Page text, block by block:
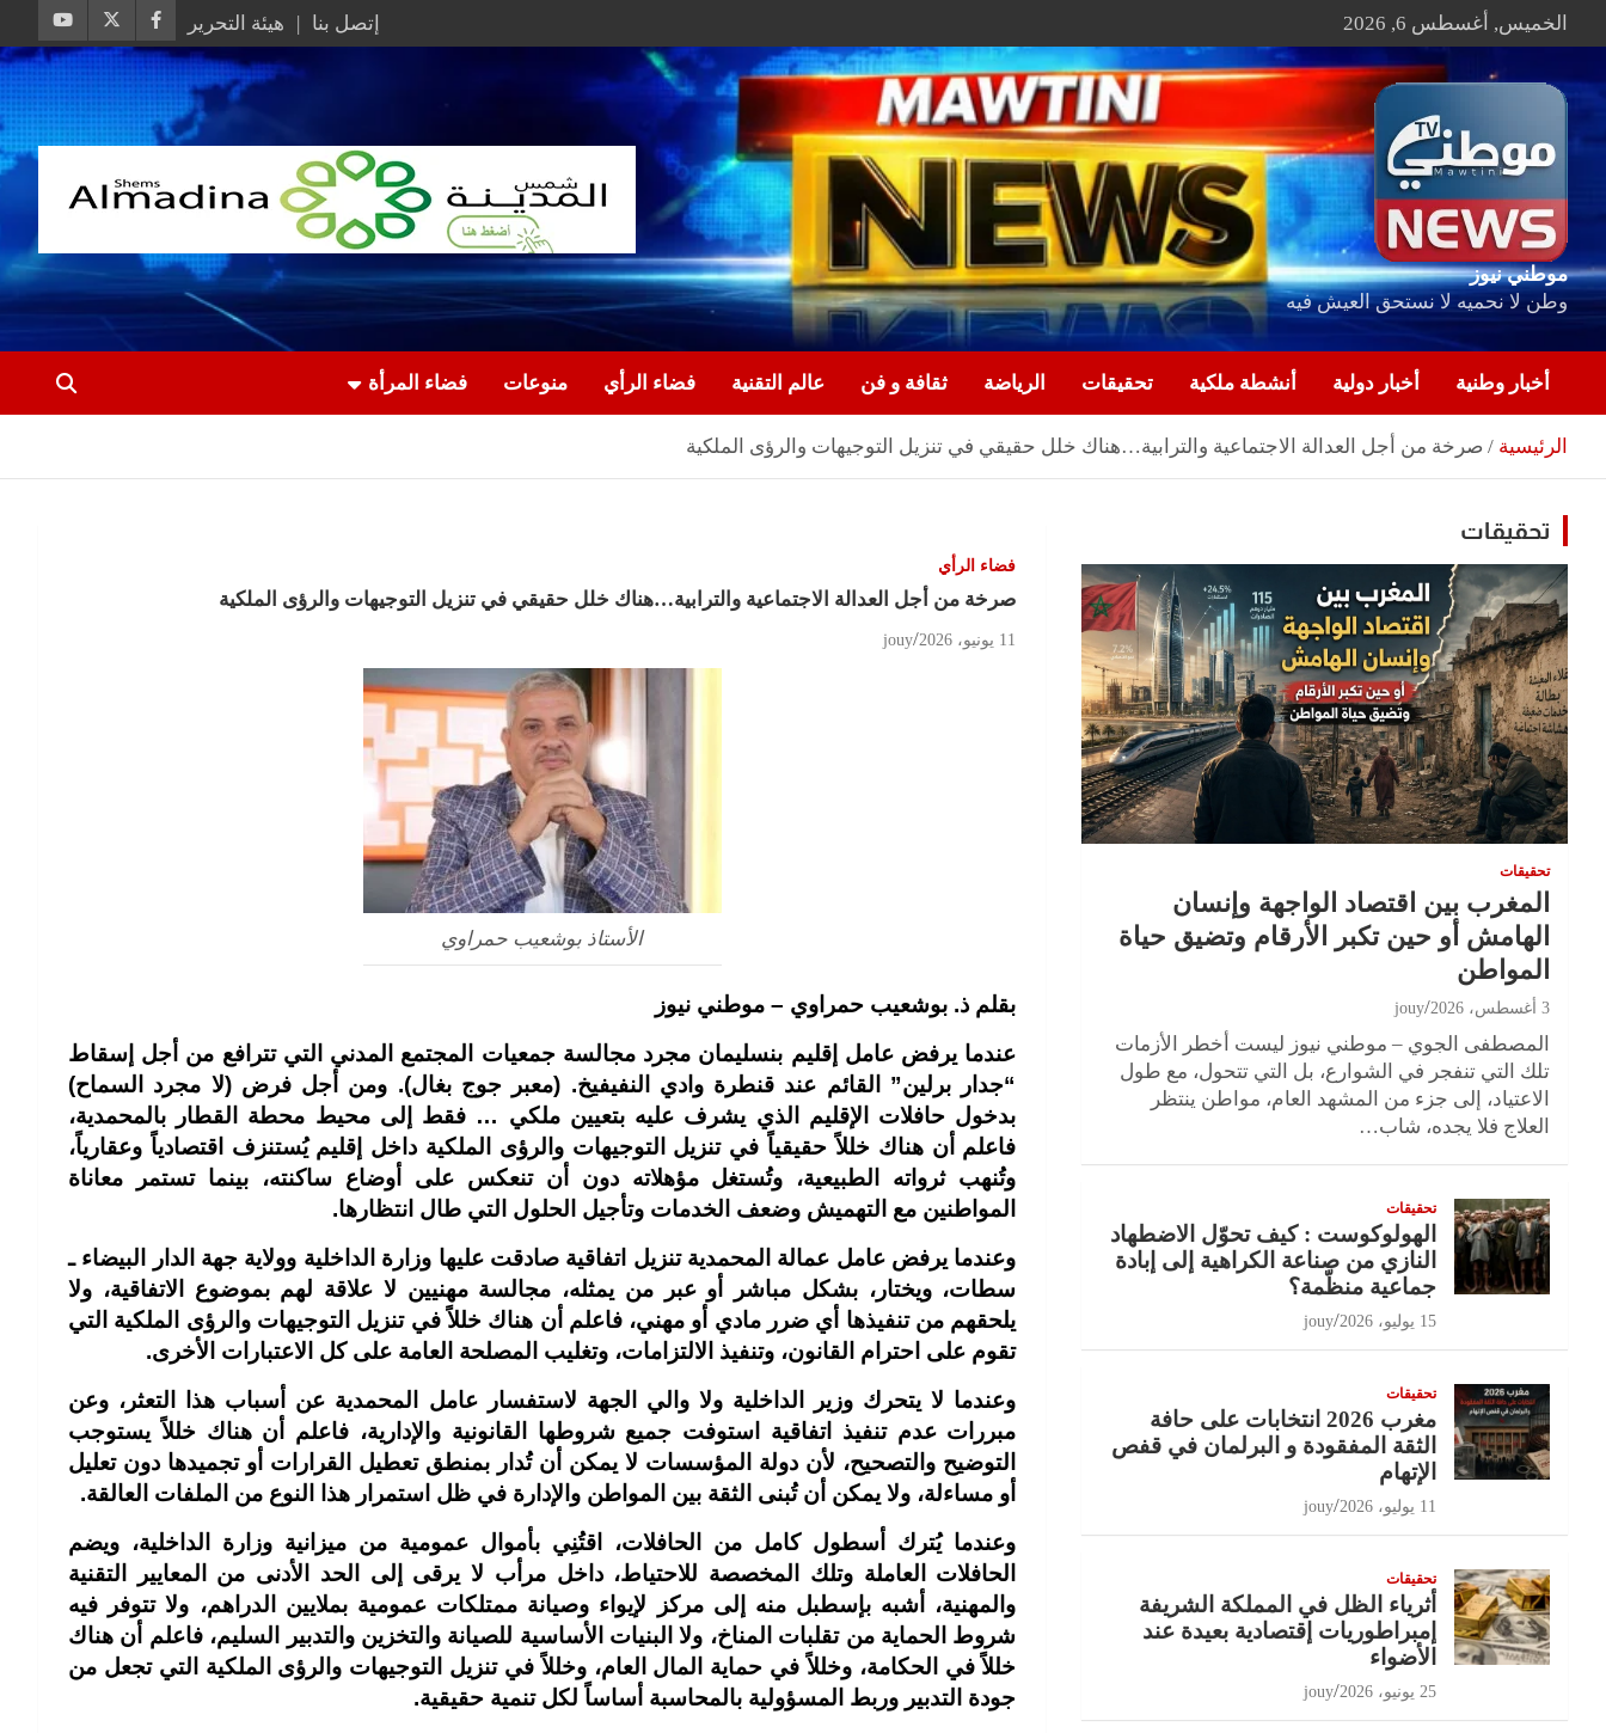
الخميس, أغسطس 6, 2026 إتصل بنا هيئة التحرير
موطني نيوز
وطن لا نحميه لا نستحق العيش فيه
أخبار وطنية أخبار دولية أنشطة ملكية تحقيقات الرياضة ثقافة و فن عالم التقنية فضاء الرأي منوعات فضاء المرأة
الرئيسية صرخة من أجل العدالة الاجتماعية والترابية…هناك خلل حقيقي في تنزيل التوجيهات والرؤى الملكية
فضاء الرأي
صرخة من أجل العدالة الاجتماعية والترابية…هناك خلل حقيقي في تنزيل التوجيهات والرؤى الملكية
11 يونيو، 2026 jouy
الأستاذ بوشعيب حمراوي
بقلم ذ. بوشعيب حمراوي – موطني نيوز
عندما يرفض عامل إقليم بنسليمان مجرد مجالسة جمعيات المجتمع المدني التي تترافع من أجل إسقاط
“جدار برلين” القائم عند قنطرة وادي النفيفيخ. (معبر جوج بغال). ومن أجل فرض (لا مجرد السماح)
بدخول حافلات الإقليم الذي يشرف عليه بتعيين ملكي … فقط إلى محيط محطة القطار بالمحمدية،
فاعلم أن هناك خللاً حقيقياً في تنزيل التوجيهات والرؤى الملكية داخل إقليم يُستنزف اقتصادياً وعقارياً،
وتُنهب ثرواته الطبيعية، وتُستغل مؤهلاته دون أن تنعكس على أوضاع ساكنته، بينما تستمر معاناة
المواطنين مع التهميش وضعف الخدمات وتأجيل الحلول التي طال انتظارها.
وعندما يرفض عامل عمالة المحمدية تنزيل اتفاقية صادقت عليها وزارة الداخلية وولاية جهة الدار البيضاء ـ
سطات، ويختار، بشكل مباشر أو عبر من يمثله، مجالسة مهنيين لا علاقة لهم بموضوع الاتفاقية، ولا
يلحقهم من تنفيذها أي ضرر مادي أو مهني، فاعلم أن هناك خللاً في تنزيل التوجيهات والرؤى الملكية التي
تقوم على احترام القانون، وتنفيذ الالتزامات، وتغليب المصلحة العامة على كل الاعتبارات الأخرى.
وعندما لا يتحرك وزير الداخلية ولا والي الجهة لاستفسار عامل المحمدية عن أسباب هذا التعثر، وعن
مبررات عدم تنفيذ اتفاقية استوفت جميع شروطها القانونية والإدارية، فاعلم أن هناك خللاً يستوجب
التوضيح والتصحيح، لأن دولة المؤسسات لا يمكن أن تُدار بمنطق تعطيل القرارات أو تجميدها دون تعليل
أو مساءلة، ولا يمكن أن تُبنى الثقة بين المواطن والإدارة في ظل استمرار هذا النوع من الملفات العالقة.
وعندما يُترك أسطول كامل من الحافلات، اقتُنِي بأموال عمومية من ميزانية وزارة الداخلية، ويضم
الحافلات العاملة وتلك المخصصة للاحتياط، داخل مرأب لا يرقى إلى الحد الأدنى من المعايير التقنية
والمهنية، أشبه بإسطبل منه إلى مركز لإيواء وصيانة ممتلكات عمومية بملايين الدراهم، ولا تتوفر فيه
شروط الحماية من تقلبات المناخ، ولا البنيات الأساسية للصيانة والتخزين والتدبير السليم، فاعلم أن هناك
خللاً في الحكامة، وخللاً في حماية المال العام، وخللاً في تنزيل التوجيهات والرؤى الملكية التي تجعل من
جودة التدبير وربط المسؤولية بالمحاسبة أساساً لكل تنمية حقيقية.
تحقيقات
تحقيقات
المغرب بين اقتصاد الواجهة وإنسان
الهامش أو حين تكبر الأرقام وتضيق حياة
المواطن
3 أغسطس، 2026 jouy
المصطفى الجوي – موطني نيوز ليست أخطر الأزمات
تلك التي تنفجر في الشوارع، بل التي تتحول، مع طول
الاعتياد، إلى جزء من المشهد العام، مواطن ينتظر
العلاج فلا يجده، شاب…
تحقيقات
الهولوكوست : كيف تحوّل الاضطهاد
النازي من صناعة الكراهية إلى إبادة
جماعية منظّمة؟
15 يوليو، 2026 jouy
تحقيقات
مغرب 2026 انتخابات على حافة
الثقة المفقودة و البرلمان في قفص
الإتهام
11 يوليو، 2026 jouy
تحقيقات
أثرياء الظل في المملكة الشريفة
إمبراطوريات إقتصادية بعيدة عند
الأضواء
25 يونيو، 2026 jouy